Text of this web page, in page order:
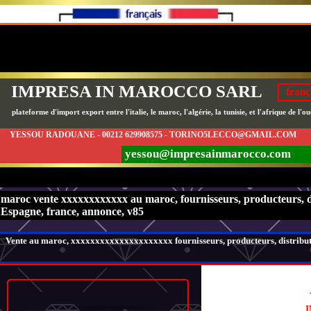
IMPRESA IN MAROCCO SARL
plateforme d'import export entre l'italie, le maroc, l'algérie, la tunisie, et l'afrique de
YESSOU RADOUANE - 00212 629908575 - TORINO5LECCO@GMAIL.COM
yessou@impresainmarocco.com
maroc vente xxxxxxxxxxxx au maroc, fournisseurs, producteurs,
Espagne, france, annonce, v85
Vente au maroc, xxxxxxxxxxxxxxxxxxxxx fournisseurs, producteurs,